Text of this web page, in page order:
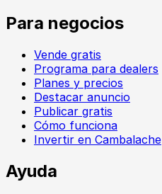
Para negocios
Vende gratis
Programa para dealers
Planes y precios
Destacar anuncio
Publicar gratis
Cómo funciona
Invertir en Cambalache
Ayuda